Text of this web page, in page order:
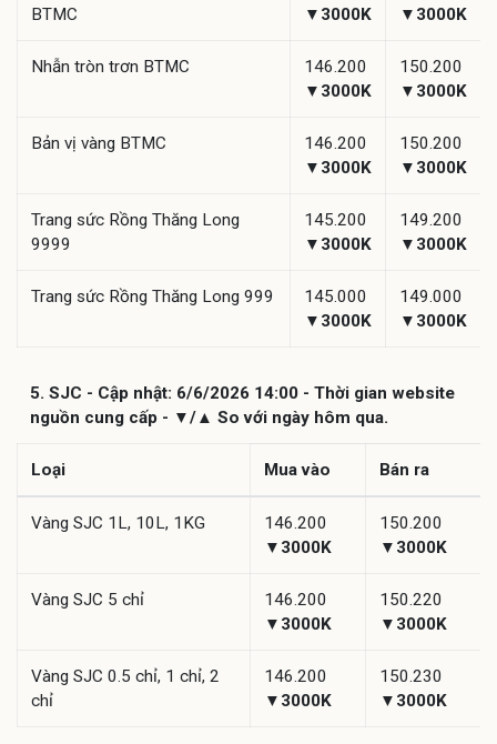
BTMC
▼3000K
▼3000K
Nhẫn tròn trơn BTMC
146.200
▼3000K
150.200
▼3000K
Bản vị vàng BTMC
146.200
▼3000K
150.200
▼3000K
Trang sức Rồng Thăng Long
9999
145.200
▼3000K
149.200
▼3000K
Trang sức Rồng Thăng Long 999
145.000
▼3000K
149.000
▼3000K
5. SJC - Cập nhật: 6/6/2026 14:00 - Thời gian website
nguồn cung cấp - ▼/▲ So với ngày hôm qua.
Loại Mua vào Bán ra
Vàng SJC 1L, 10L, 1KG
146.200
▼3000K
150.200
▼3000K
Vàng SJC 5 chỉ
146.200
▼3000K
150.220
▼3000K
Vàng SJC 0.5 chỉ, 1 chỉ, 2
chỉ
146.200
▼3000K
150.230
▼3000K